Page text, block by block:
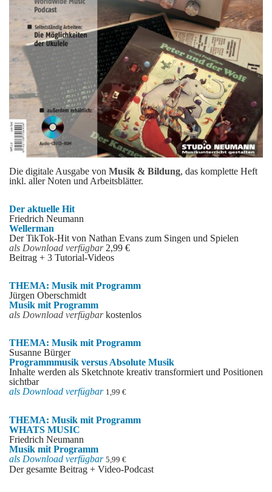
Die digitale Ausgabe von Musik & Bildung, das komplette Heft
inkl. aller Noten und Arbeitsblätter.
Der aktuelle Hit
Friedrich Neumann
Wellerman
Der TikTok-Hit von Nathan Evans zum Singen und Spielen
als Download verfügbar2,99 €
Beitrag + 3 Tutorial-Videos
THEMA: Musik mit Programm
Jürgen Oberschmidt
Musik mit Programm
als Download verfügbar kostenlos
THEMA: Musik mit Programm
Susanne Bürger
Programmmusik versus Absolute Musik
Inhalte werden als Sketchnote kreativ transformiert und Positionen
sichtbar
als Download verfügbar 1,99 €
THEMA: Musik mit Programm
WHATS MUSIC
Friedrich Neumann
Musik mit Programm
als Download verfügbar 5,99 €
Der gesamte Beitrag + Video-Podcast